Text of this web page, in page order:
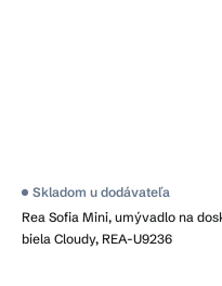
Rea Sofia Mini, umývadlo na
biela Cloudy, REA-U9236
Skladom u dodávateľa